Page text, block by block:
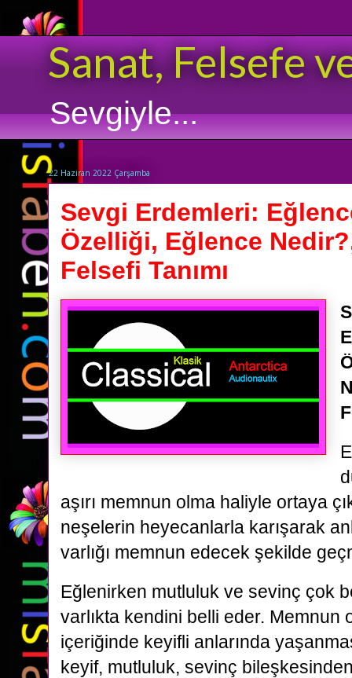
Sanat, Felsefe
Sevgiyle...
22 Haziran 2022 Çarşamba
Sevgi Erdemleri:
Özelliği, Eğlence
Felsefi Tanımı
aşırı memnun olma haliyle ortaya
neşelerin heyecanlarla karışarak
varlığı memnun edecek şekilde
Eğlenirken mutluluk ve sevinç çok
varlıkta kendini belli eder. Memnun
içeriğinde keyifli anlarında
keyif, mutluluk, sevinç